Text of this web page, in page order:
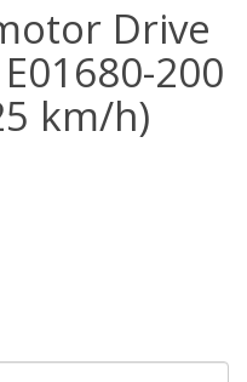
Drive
200
km/h)